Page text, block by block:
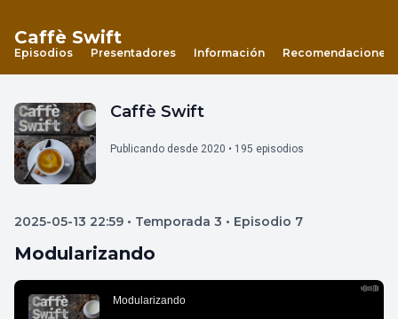
Caffè Swift
Episodios Presentadores Información Recomendaciones
Caffè Swift
Publicando desde 2020 • 195 episodios
2025-05-13 22:59 • Temporada 3 • Episodio 7
Modularizando